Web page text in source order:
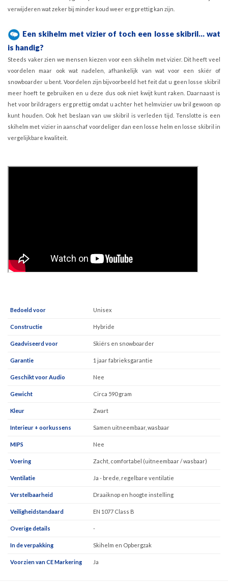
verwijderen wat zeker bij minder koud weer erg prettig kan zijn.
Een skihelm met vizier of toch een losse skibril... wat
is handig?
Steeds vaker zien we mensen kiezen voor een skihelm met vizier. Dit heeft veel
voordelen maar ook wat nadelen, afhankelijk van wat voor een skiër of
snowboarder u bent. Voordelen zijn bijvoorbeeld het feit dat u geen losse skibril
meer hoeft te gebruiken en u deze dus ook niet kwijt kunt raken. Daarnaast is
het voor brildragers erg prettig omdat u achter het helmvizier uw bril gewoon op
kunt houden. Ook het beslaan van uw skibril is verleden tijd. Tenslotte is een
skihelm met vizier in aanschaf voordeliger dan een losse helm en losse skibril in
vergelijkbare kwaliteit.
Bedoeld voor Unisex
Constructie Hybride
Geadviseerd voor Skiërs en snowboarder
Garantie 1 jaar fabrieksgarantie
Geschikt voor Audio Nee
Gewicht Circa 590 gram
Kleur Zwart
Interieur + oorkussens Samen uitneembaar, wasbaar
MIPS Nee
Voering Zacht, comfortabel (uitneembaar / wasbaar)
Ventilatie Ja - brede, regelbare ventilatie
Verstelbaarheid Draaiknop en hoogte instelling
Veiligheidstandaard EN 1077 Class B
Overige details -
In de verpakking Skihelm en Opbergzak
Voorzien van CE Markering Ja